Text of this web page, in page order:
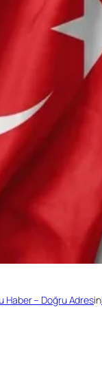
Haber – Doğru Adresin